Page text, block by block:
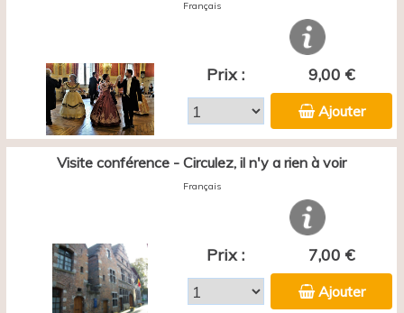
Français
Prix : 9,00 €
Ajouter
Visite conférence - Circulez, il n'y a rien à voir
Français
Prix : 7,00 €
Ajouter